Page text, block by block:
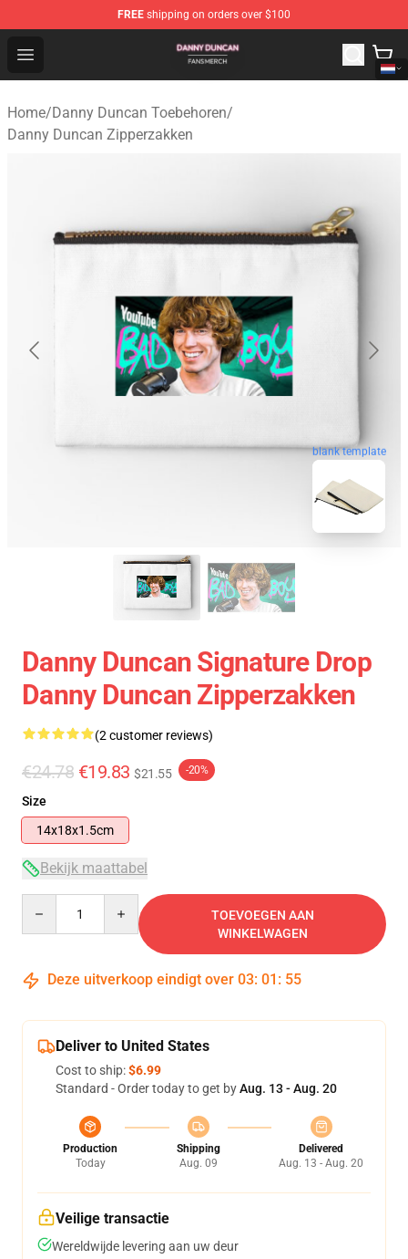
FREE shipping on orders over $100
Open menu
Danny Duncan Shop - Official Danny Duncan
Home/Danny Duncan Toebehoren/
Danny Duncan Zipperzakken
blank template
Danny Duncan Signature Drop
Danny Duncan Zipperzakken
(2 customer reviews)
€24.78 €19.83 $21.55 -20%
Size
14x18x1.5cm
Bekijk maattabel
TOEVOEGEN AAN
WINKELWAGEN
Deze uitverkoop eindigt over 03: 01 : 54
Deliver to United States
Cost to ship:$6.99
Standard - Order today to get byAug. 13 - Aug. 20
Production
Today
Shipping
Aug. 09
Delivered
Aug. 13 - Aug. 20
Veilige transactie
Wereldwijde levering aan uw deur